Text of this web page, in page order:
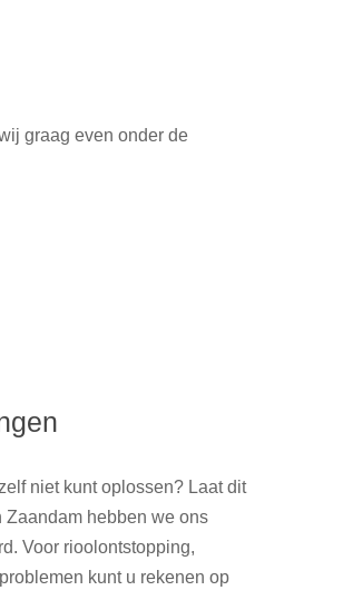
graag even onder de
niet kunt oplossen? Laat dit
hebben we ons
Voor rioolontstopping,
kunt u rekenen op